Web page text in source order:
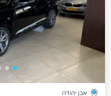
אבן יהודה